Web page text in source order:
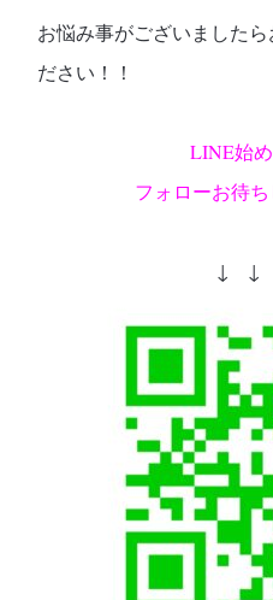
お悩み事がございました
ださい！！
LINE始
フォローお待ち
↓ ↓